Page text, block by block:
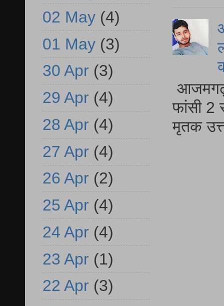
आजमगढ़
फांसी 2
मृतक
02 May (4)
01 May (3)
30 Apr (3)
29 Apr (4)
28 Apr (4)
27 Apr (4)
26 Apr (2)
25 Apr (4)
24 Apr (4)
23 Apr (1)
22 Apr (3)